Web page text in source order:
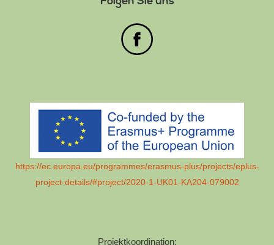
https://ec.europa.eu/programmes/erasmus-plus/projects/eplus-
project-details/#project/2020-1-UK01-KA204-079002
Projektkoordination: